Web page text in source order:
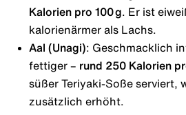
Kalorien pro 100 g . Er ist
kalorienärmer als Lachs.
Aal (Unagi): Geschmacklich
fettiger – rund 250 Kalorien
süßer Teriyaki-Soße serviert,
zusätzlich erhöht.